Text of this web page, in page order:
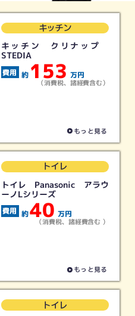
キッチン
キッチン クリナップ
STEDIA
約 153 万円
（消費税、諸経費含む）
もっと見る
トイレ
トイレ Panasonic アラウ
ーノLシリーズ
約40 万円
（消費税、諸経費含む ）
もっと見る
トイレ